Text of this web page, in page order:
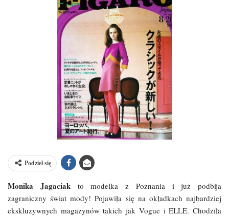
Podziel się
Monika Jagaciakto modelka z Poznania i już podbija
zagraniczny świat mody! Pojawiła się na okładkach najbardziej
ekskluzywnych magazynów takich jak Vogue i ELLE. Chodziła